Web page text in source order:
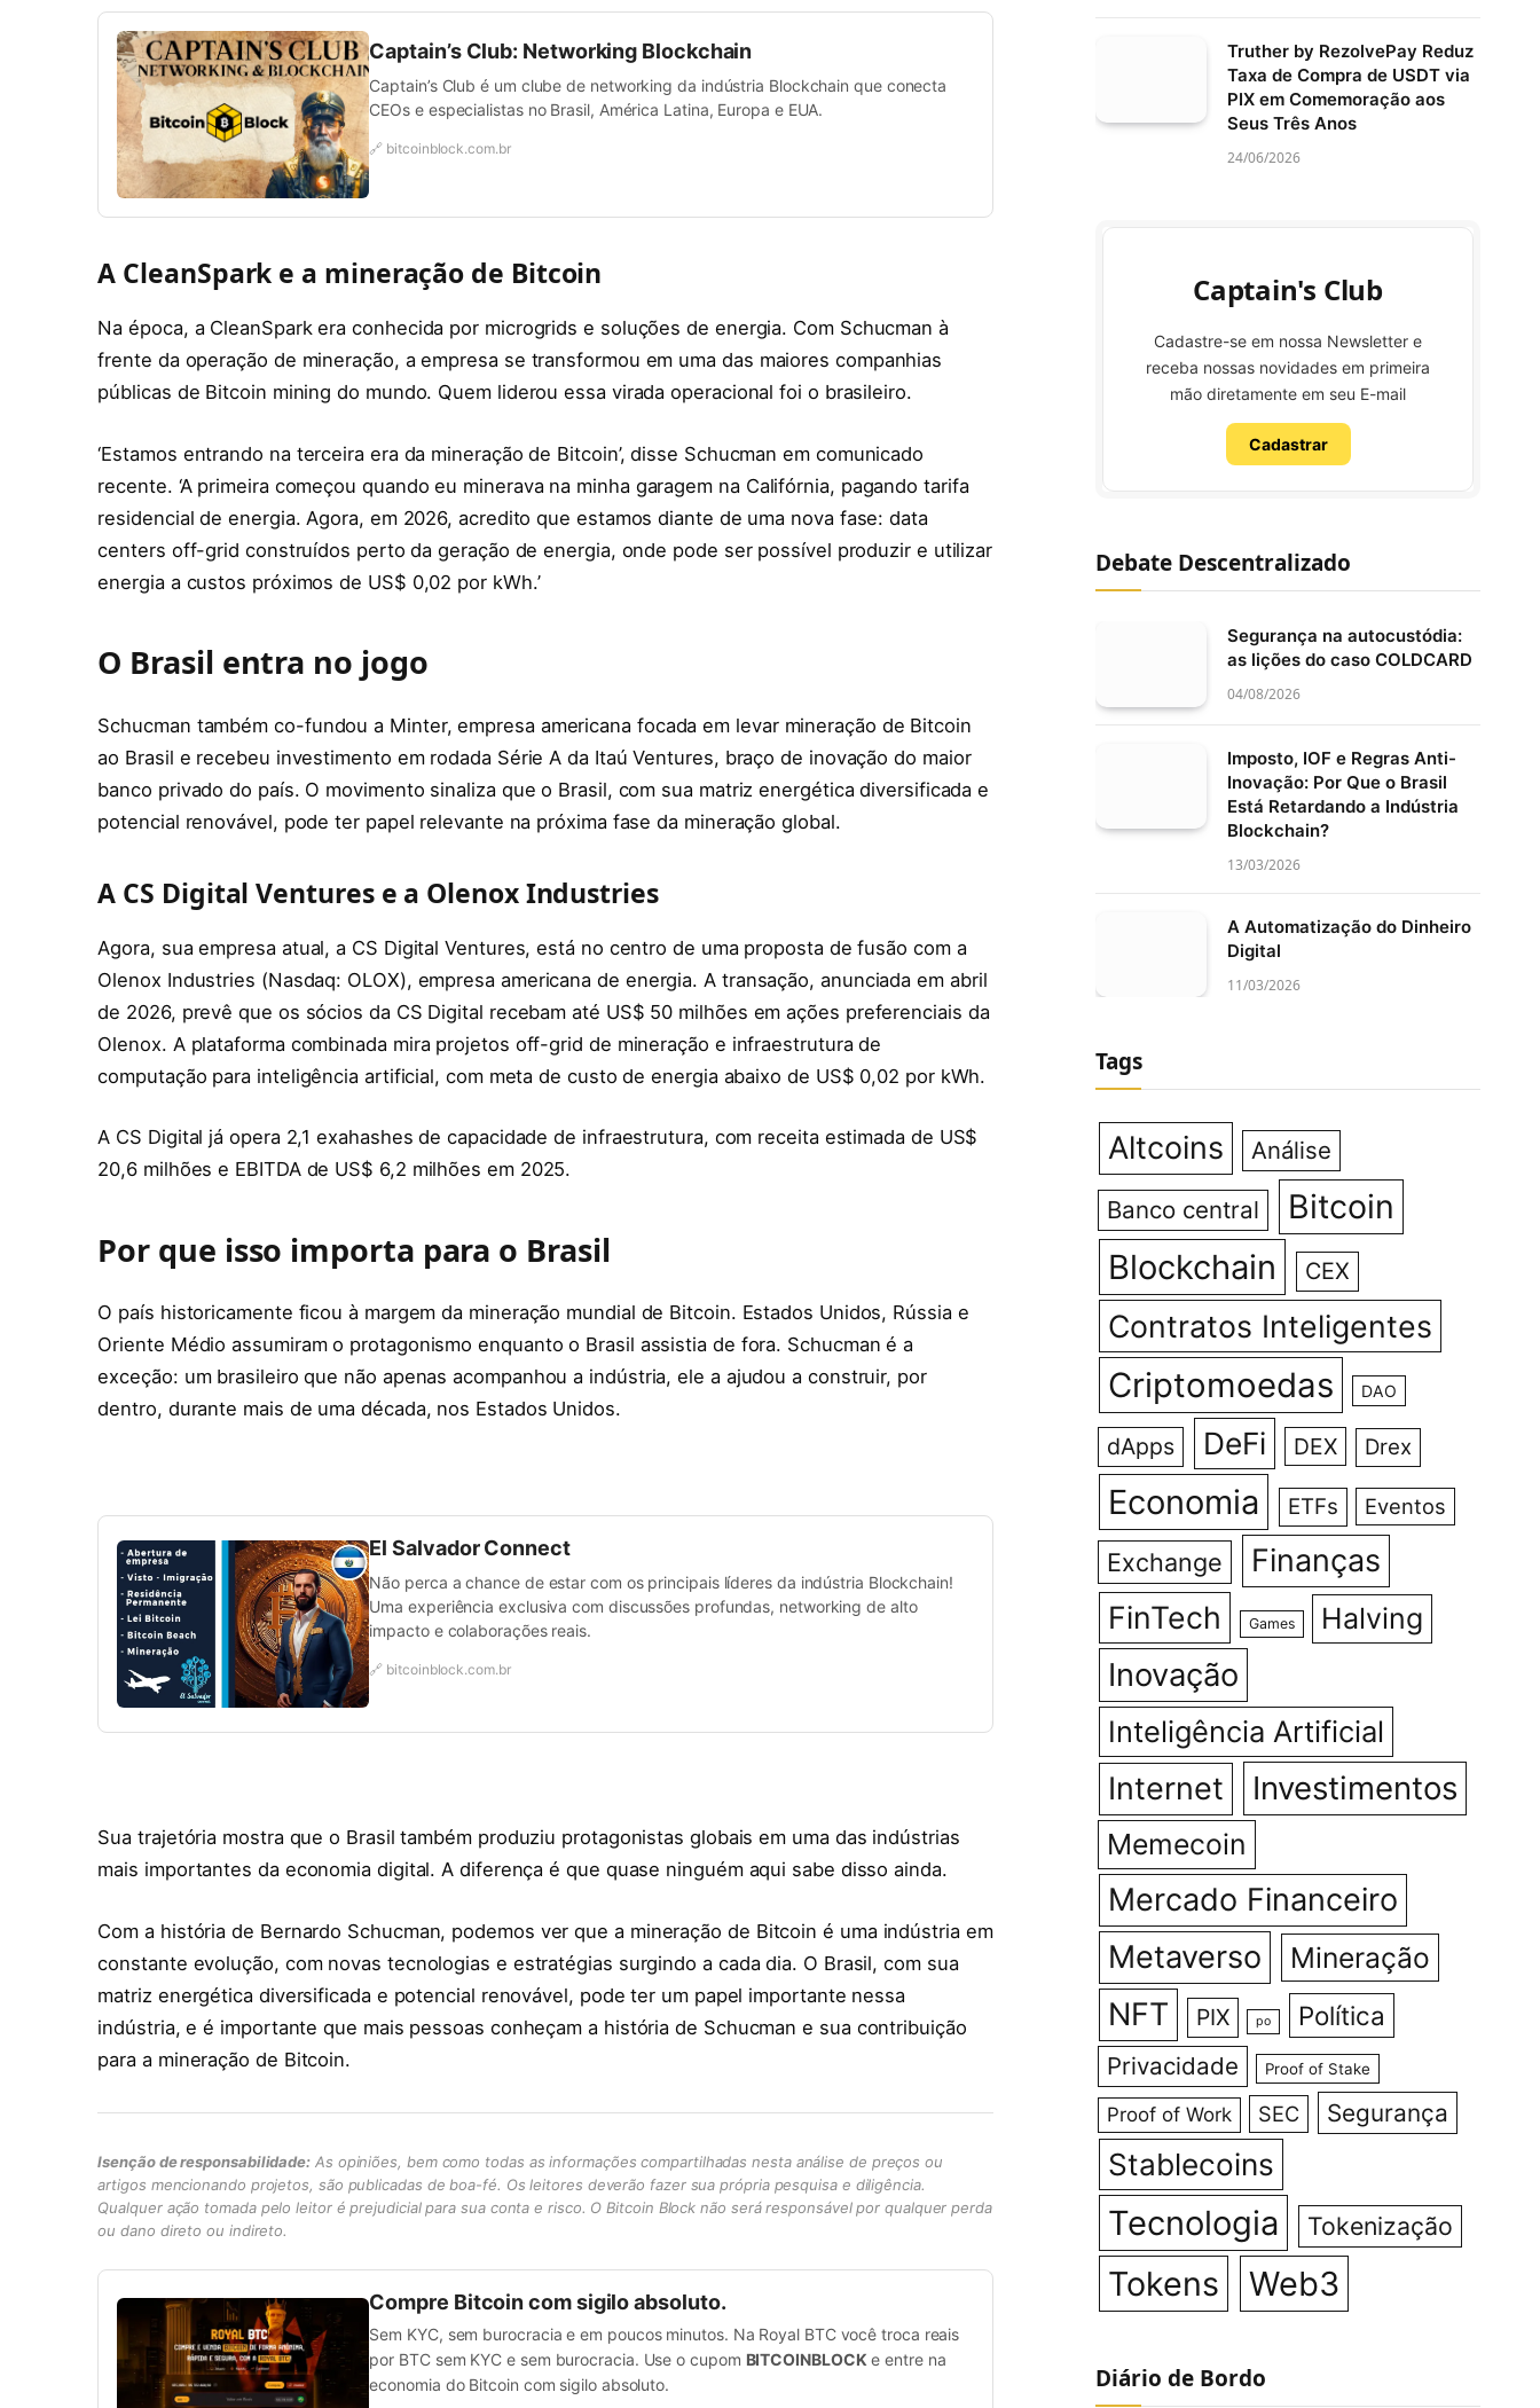
Captain’s Club: Networking Blockchain
Captain’s Club é um clube de networking da indústria Blockchain que conecta
CEOs e especialistas no Brasil, América Latina, Europa e EUA.
🔗 bitcoinblock.com.br
A CleanSpark e a mineração de Bitcoin
Na época, a CleanSpark era conhecida por microgrids e soluções de energia. Com Schucman à
frente da operação de mineração, a empresa se transformou em uma das maiores companhias
públicas de Bitcoin mining do mundo. Quem liderou essa virada operacional foi o brasileiro.
‘Estamos entrando na terceira era da mineração de Bitcoin’, disse Schucman em comunicado
recente. ‘A primeira começou quando eu minerava na minha garagem na Califórnia, pagando tarifa
residencial de energia. Agora, em 2026, acredito que estamos diante de uma nova fase: data
centers off-grid construídos perto da geração de energia, onde pode ser possível produzir e utilizar
energia a custos próximos de US$ 0,02 por kWh.’
O Brasil entra no jogo
Schucman também co-fundou a Minter, empresa americana focada em levar mineração de Bitcoin
ao Brasil e recebeu investimento em rodada Série A da Itaú Ventures, braço de inovação do maior
banco privado do país. O movimento sinaliza que o Brasil, com sua matriz energética diversificada e
potencial renovável, pode ter papel relevante na próxima fase da mineração global.
A CS Digital Ventures e a Olenox Industries
Agora, sua empresa atual, a CS Digital Ventures, está no centro de uma proposta de fusão com a
Olenox Industries (Nasdaq: OLOX), empresa americana de energia. A transação, anunciada em abril
de 2026, prevê que os sócios da CS Digital recebam até US$ 50 milhões em ações preferenciais da
Olenox. A plataforma combinada mira projetos off-grid de mineração e infraestrutura de
computação para inteligência artificial, com meta de custo de energia abaixo de US$ 0,02 por kWh.
A CS Digital já opera 2,1 exahashes de capacidade de infraestrutura, com receita estimada de US$
20,6 milhões e EBITDA de US$ 6,2 milhões em 2025.
Por que isso importa para o Brasil
O país historicamente ficou à margem da mineração mundial de Bitcoin. Estados Unidos, Rússia e
Oriente Médio assumiram o protagonismo enquanto o Brasil assistia de fora. Schucman é a
exceção: um brasileiro que não apenas acompanhou a indústria, ele a ajudou a construir, por
dentro, durante mais de uma década, nos Estados Unidos.
El Salvador Connect
Não perca a chance de estar com os principais líderes da indústria Blockchain!
Uma experiência exclusiva com discussões profundas, networking de alto
impacto e colaborações reais.
🔗 bitcoinblock.com.br
Sua trajetória mostra que o Brasil também produziu protagonistas globais em uma das indústrias
mais importantes da economia digital. A diferença é que quase ninguém aqui sabe disso ainda.
Com a história de Bernardo Schucman, podemos ver que a mineração de Bitcoin é uma indústria em
constante evolução, com novas tecnologias e estratégias surgindo a cada dia. O Brasil, com sua
matriz energética diversificada e potencial renovável, pode ter um papel importante nessa
indústria, e é importante que mais pessoas conheçam a história de Schucman e sua contribuição
para a mineração de Bitcoin.
Isenção de responsabilidade: As opiniões, bem como todas as informações compartilhadas nesta análise de preços ou
artigos mencionando projetos, são publicadas de boa-fé. Os leitores deverão fazer sua própria pesquisa e diligência.
Qualquer ação tomada pelo leitor é prejudicial para sua conta e risco. O Bitcoin Block não será responsável por qualquer perda
ou dano direto ou indireto.
Compre Bitcoin com sigilo absoluto.
Sem KYC, sem burocracia e em poucos minutos. Na Royal BTC você troca reais
por BTC sem KYC e sem burocracia. Use o cupom BITCOINBLOCK e entre na
economia do Bitcoin com sigilo absoluto.
Truther by RezolvePay Reduz
Taxa de Compra de USDT via
PIX em Comemoração aos
Seus Três Anos
24/06/2026
Captain's Club
Cadastre-se em nossa Newsletter e
receba nossas novidades em primeira
mão diretamente em seu E-mail
Cadastrar
Debate Descentralizado
Segurança na autocustódia:
as lições do caso COLDCARD
04/08/2026
Imposto, IOF e Regras Anti-
Inovação: Por Que o Brasil
Está Retardando a Indústria
Blockchain?
13/03/2026
A Automatização do Dinheiro
Digital
11/03/2026
Tags
Altcoins Análise
Banco central
Bitcoin
Blockchain
CEX
Contratos Inteligentes
Criptomoedas DAO
dApps DeFi DEX Drex
Economia ETFs Eventos
Exchange Finanças
FinTech Games Halving
Inovação
Inteligência Artificial
Internet Investimentos
Memecoin
Mercado Financeiro
Metaverso
Mineração
NFT PIX po Política
Privacidade Proof of Stake
Proof of Work SEC Segurança
Stablecoins
Tecnologia Tokenização
Tokens Web3
Diário de Bordo